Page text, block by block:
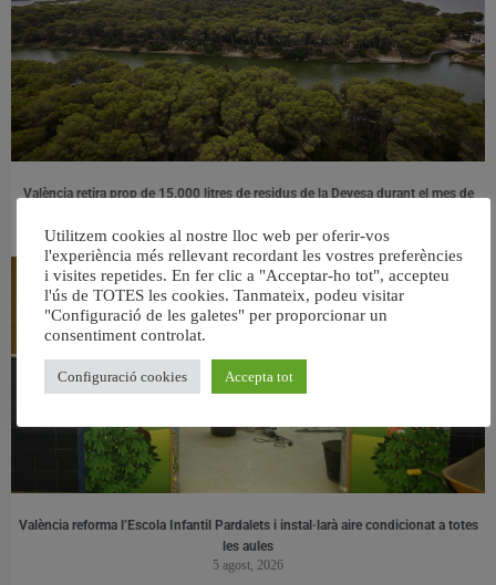
València retira prop de 15.000 litres de residus de la Devesa durant el mes de
6 agost, 2026
València reforma l’Escola Infantil Pardalets i instal·larà aire condicionat a totes
les aules
5 agost, 2026
Utilitzem cookies al nostre lloc web per oferir-vos
l'experiència més rellevant recordant les vostres preferències
i visites repetides. En fer clic a "Acceptar-ho tot", accepteu
l'ús de TOTES les cookies. Tanmateix, podeu visitar
"Configuració de les galetes" per proporcionar un
consentiment controlat.
Configuració cookies Accepta tot